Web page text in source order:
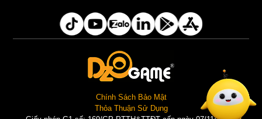
Chính Sách Bảo Mật
Thỏa Thuận Sử Dụng